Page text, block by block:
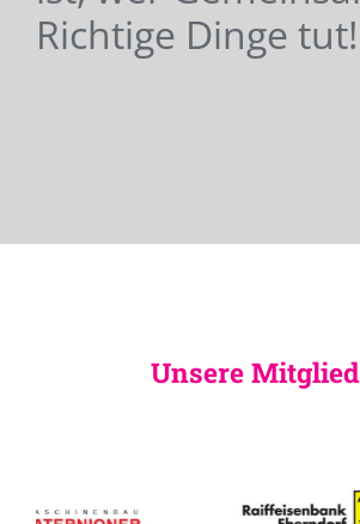
Richtige Dinge tut!
Unsere